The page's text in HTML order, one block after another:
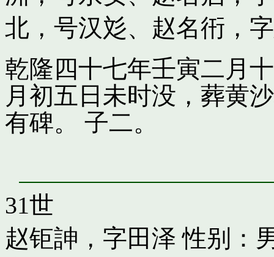
北，号汉彣、 赵名衎，
乾隆四十七年壬寅二月
月初五日未时没，葬黄
有碑。 子二。
31世
赵钜訷，字田泽 性别：